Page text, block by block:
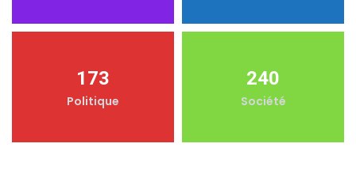
173
Politique
240
Société